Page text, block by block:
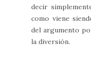
decir
como viene
del argumento
la diversión.